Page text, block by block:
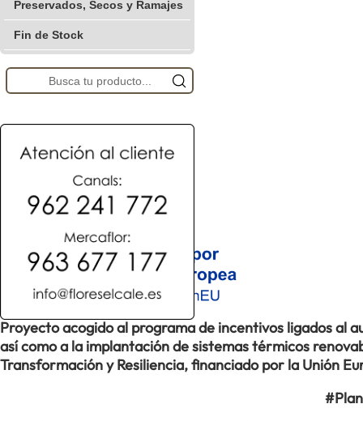
Preservados, Secos y Ramajes
Fin de Stock
Proyecto acogido al programa de incentivos ligados al
así como a la implantación de sistemas térmicos
Transformación y Resiliencia, financiado por la Unión